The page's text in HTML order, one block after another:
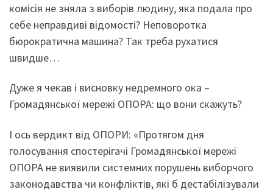
комісія не зняла з виборів людину, яка подала про
себе неправдиві відомості? Неповоротка
бюрократична машина? Так треба рухатися
швидше…
Дуже я чекав і висновку недремного ока –
Громадянської мережі ОПОРА: що вони скажуть?
І ось вердикт від ОПОРИ: «Протягом дня
голосування спостерігачі Громадянської мережі
ОПОРА не виявили системних порушень виборчого
законодавства чи конфліктів, які б дестабілізували